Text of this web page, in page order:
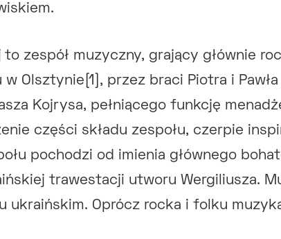
to zespół muzyczny, grający głównie
w Olsztynie[1], przez braci Piotra i
Kojrysa, pełniącego funkcję
części składu zespołu, czerpie
pochodzi od imienia głównego
trawestacji utworu Wergiliusza.
ukraińskim. Oprócz rocka i folku